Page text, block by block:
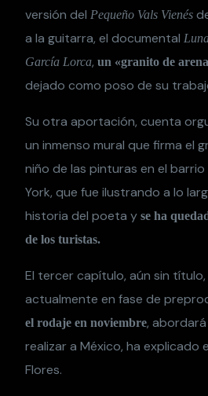
versión delPequeño Vals Vienés
a la guitarra, el documental
García Lorca,un «granito de
dejado como poso de su
Su otra aportación, cuenta
un inmenso mural que firma el
niño de las pinturas en el barrio
York, que fue ilustrando a lo
historia del poeta yse ha
de los turistas.
El tercer capítulo, aún sin
actualmente en fase de
el rodaje en noviembre,
realizar a México, ha explicado
Flores.